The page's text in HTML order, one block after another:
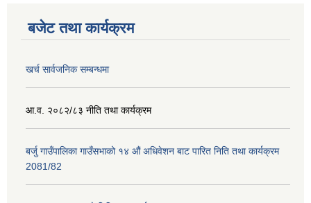
बजेट तथा कार्यक्रम
खर्च सार्वजनिक सम्बन्धमा
आ.व. २०८२/८३ नीति तथा कार्यक्रम
बर्जु गाउँपालिका गाउँसभाको १४ औं अधिवेशन बाट पारित निति तथा कार्यक्रम
2081/82